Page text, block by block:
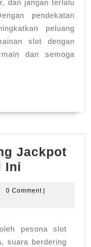
dan jangan terlalu
pendekatan
peluang
slot dengan
dan semoga
Jackpot
Ini
Peluang
di
Pasjackpot
0 Comment |
pesona slot
suara berdering